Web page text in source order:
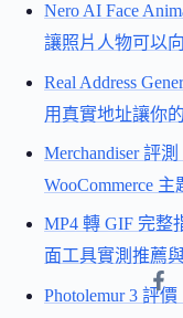
Nero AI Face
讓照片人物可以
Real Address
用真實地址讓你
Merchandiser 評
WooCommerce
MP4 轉 GIF 完整
面工具實測推薦
Photolemur 3 評